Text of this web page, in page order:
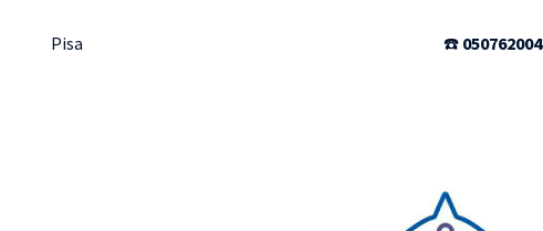
Pisa ☎️